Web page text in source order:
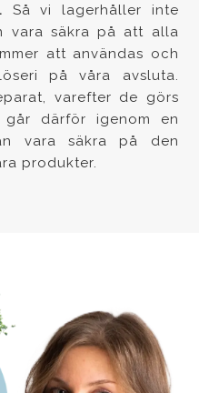
Så vi lagerhåller inte
vara säkra på att alla
att användas och
på våra avsluta.
varefter de görs
därför igenom en
vara säkra på den
produkter.